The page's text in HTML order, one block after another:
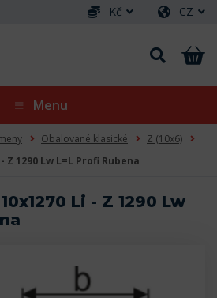
Kč CZ
Menu
Obalované klasické
Z (10x6)
Z 1290 Lw L=L Profi Rubena
Li - Z 1290 Lw